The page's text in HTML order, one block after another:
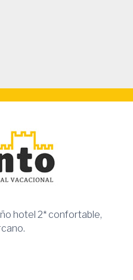
hotel 2* confortable,